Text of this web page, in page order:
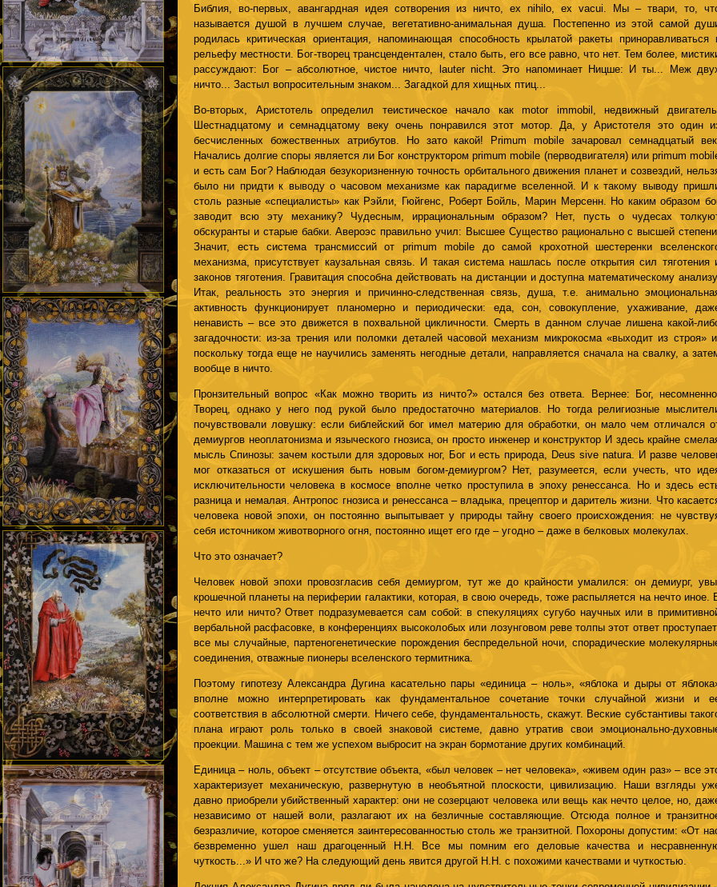
Библия, во-первых, авангардная идея сотворения из ничто, ex nihilo, ex vacui. Мы – твари, то,
называется душой в лучшем случае, вегетативно-анимальная душа. Постепенно из этой самой
родилась критическая ориентация, напоминающая способность крылатой ракеты приноравливаться
рельефу местности. Бог-творец трансцендентален, стало быть, его все равно, что нет. Тем более,
рассуждают: Бог – абсолютное, чистое ничто, lauter nicht. Это напоминает Ницше: И ты... Меж
ничто... Застыл вопросительным знаком... Загадкой для хищных птиц...
Во-вторых, Аристотель определил теистическое начало как motor immobil, недвижный двигатель.
Шестнадцатому и семнадцатому веку очень понравился этот мотор. Да, у Аристотеля это один
бесчисленных божественных атрибутов. Но зато какой! Primum mobile зачаровал семнадцатый век.
Начались долгие споры является ли Бог конструктором primum mobile (перводвигателя) или primum
и есть сам Бог? Наблюдая безукоризненную точность орбитального движения планет и созвездий,
было ни придти к выводу о часовом механизме как парадигме вселенной. И к такому выводу
столь разные «специалисты» как Рэйли, Гюйгенс, Роберт Бойль, Марин Мерсенн. Но каким образом
заводит всю эту механику? Чудесным, иррациональным образом? Нет, пусть о чудесах
обскуранты и старые бабки. Авероэс правильно учил: Высшее Существо рационально с высшей степени.
Значит, есть система трансмиссий от primum mobile до самой крохотной шестеренки
механизма, присутствует каузальная связь. И такая система нашлась после открытия сил тяготения
законов тяготения. Гравитация способна действовать на дистанции и доступна математическому анализу.
Итак, реальность это энергия и причинно-следственная связь, душа, т.е. анимально
активность функционирует планомерно и периодически: еда, сон, совокупление, ухаживание,
ненависть – все это движется в похвальной цикличности. Смерть в данном случае лишена какой-
загадочности: из-за трения или поломки деталей часовой механизм микрокосма «выходит из строя» и,
поскольку тогда еще не научились заменять негодные детали, направляется сначала на свалку, а
вообще в ничто.
Пронзительный вопрос «Как можно творить из ничто?» остался без ответа. Вернее: Бог, несомненно,
Творец, однако у него под рукой было предостаточно материалов. Но тогда религиозные
почувствовали ловушку: если библейский бог имел материю для обработки, он мало чем отличался
демиургов неоплатонизма и языческого гнозиса, он просто инженер и конструктор И здесь крайне
мысль Спинозы: зачем костыли для здоровых ног, Бог и есть природа, Deus sive natura. И разве
мог отказаться от искушения быть новым богом-демиургом? Нет, разумеется, если учесть, что
исключительности человека в космосе вполне четко проступила в эпоху ренессанса. Но и здесь
разница и немалая. Антропос гнозиса и ренессанса – владыка, прецептор и даритель жизни. Что
человека новой эпохи, он постоянно выпытывает у природы тайну своего происхождения: не
себя источником животворного огня, постоянно ищет его где – угодно – даже в белковых молекулах.
Что это означает?
Человек новой эпохи провозгласив себя демиургом, тут же до крайности умалился: он демиург, увы,
крошечной планеты на периферии галактики, которая, в свою очередь, тоже распыляется на нечто иное.
нечто или ничто? Ответ подразумевается сам собой: в спекуляциях сугубо научных или в
вербальной расфасовке, в конференциях высоколобых или лозунговом реве толпы этот ответ
все мы случайные, партеногенетические порождения беспредельной ночи, спорадические
соединения, отважные пионеры вселенского термитника.
Поэтому гипотезу Александра Дугина касательно пары «единица – ноль», «яблока и дыры от
вполне можно интерпретировать как фундаментальное сочетание точки случайной жизни и
соответствия в абсолютной смерти. Ничего себе, фундаментальность, скажут. Веские субстантивы
плана играют роль только в своей знаковой системе, давно утратив свои эмоционально-
проекции. Машина с тем же успехом выбросит на экран бормотание других комбинаций.
Единица – ноль, объект – отсутствие объекта, «был человек – нет человека», «живем один раз» – все
характеризует механическую, развернутую в необъятной плоскости, цивилизацию. Наши взгляды
давно приобрели убийственный характер: они не созерцают человека или вещь как нечто целое, но,
независимо от нашей воли, разлагают их на безличные составляющие. Отсюда полное и
безразличие, которое сменяется заинтересованностью столь же транзитной. Похороны допустим: «От
безвременно ушел наш драгоценный Н.Н. Все мы помним его деловые качества и
чуткость...» И что же? На следующий день явится другой Н.Н. с похожими качествами и чуткостью.